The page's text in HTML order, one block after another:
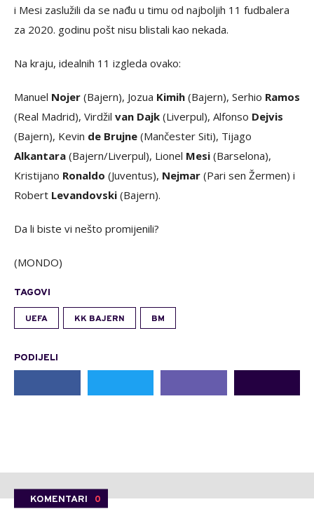
i Mesi zaslužili da se nađu u timu od najboljih 11 fudbalera
za 2020. godinu pošt nisu blistali kao nekada.
Na kraju, idealnih 11 izgleda ovako:
Manuel Nojer (Bajern), Jozua Kimih (Bajern), Serhio Ramos
(Real Madrid), Virdžil van Dajk (Liverpul), Alfonso Dejvis
(Bajern), Kevin de Brujne (Mančester Siti), Tijago
Alkantara (Bajern/Liverpul), Lionel Mesi (Barselona),
Kristijano Ronaldo (Juventus), Nejmar (Pari sen Žermen) i
Robert Levandovski (Bajern).
Da li biste vi nešto promijenili?
(MONDO)
TAGOVI
UEFA KK BAJERN BM
PODIJELI
KOMENTARI 0